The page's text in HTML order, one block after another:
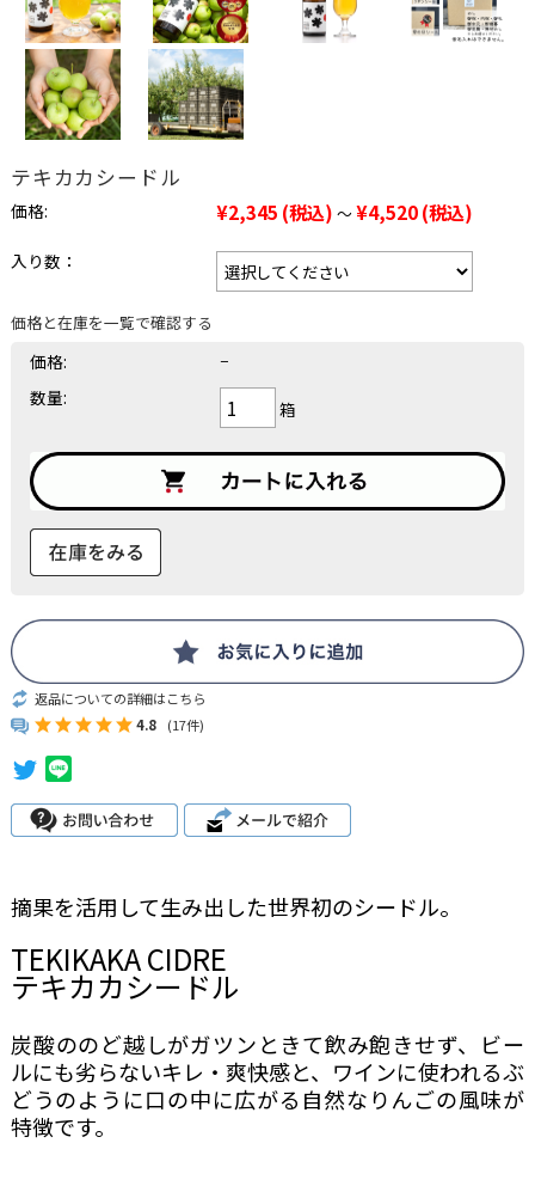
テキカカシードル
価格: ¥2,345 (税込) ～ ¥4,520(税込)
入り数：
価格と在庫を一覧で確認する
価格: −
数量: 箱
返品についての詳細はこちら
4.8
(17件)
摘果を活用して生み出した世界初のシードル。
TEKIKAKA CIDRE
テキカカシードル
炭酸ののど越しがガツンときて飲み飽きせず、ビー
ルにも劣らないキレ・爽快感と、ワインに使われるぶ
どうのように口の中に広がる自然なりんごの風味が
特徴です。